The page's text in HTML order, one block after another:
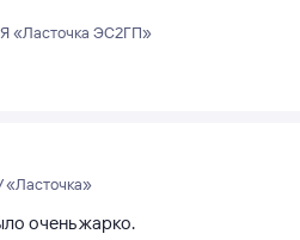
«Ласточка ЭС2ГП»
«Ласточка»
очень жарко.